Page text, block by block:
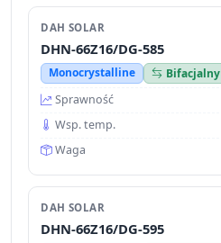
DAH SOLAR
DHN-66Z16/DG-585
Monocrystalline
Bifacjalny
Sprawność
Wsp. temp.
Waga
DAH SOLAR
DHN-66Z16/DG-595